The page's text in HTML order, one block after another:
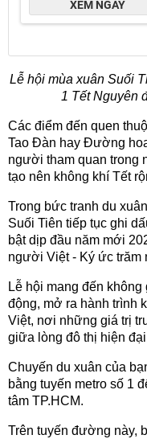
Lễ hội mùa xuân Suối
1 Tết Nguyên
Các điểm đến quen
Tao Đàn hay Đường
người tham quan trong
tạo nên không khí Tết
Trong bức tranh du
Suối Tiên tiếp tục ghi
bật dịp đầu năm mới
người Việt - Ký ức trăm
Lễ hội mang đến
động, mở ra hành trình
Việt, nơi những giá trị
giữa lòng đô thị hiện
Chuyến du xuân của
bằng tuyến metro số 1
tâm TP.HCM.
Trên tuyến đường này,